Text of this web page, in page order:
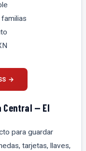
→
Central — El
para guardar
tarjetas, llaves,